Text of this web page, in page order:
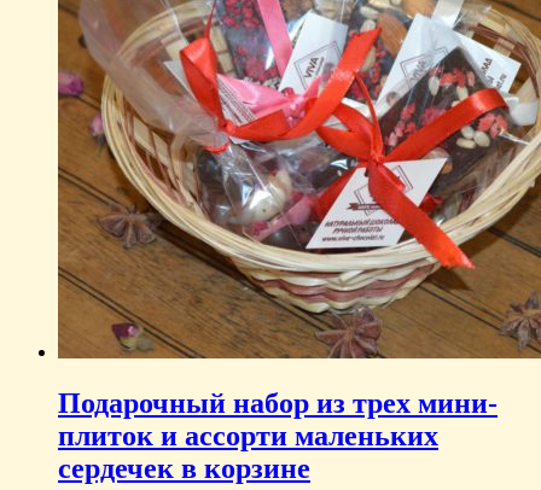
Подарочный набор из трех мини-
плиток и ассорти маленьких
сердечек в корзине